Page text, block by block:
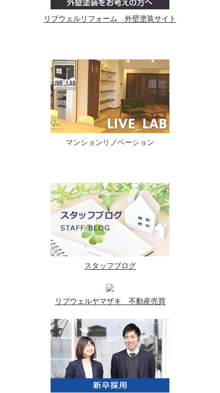
リブウェルリフォーム 外壁塗装サイト
マンションリノベーション
スタッフブログ
リブウェルヤマザキ 不動産売買